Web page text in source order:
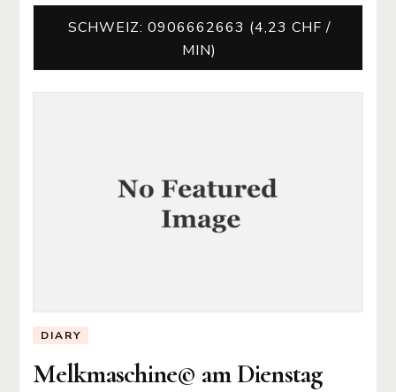
SCHWEIZ: 0906662663 (4,23 CHF /
MIN)
DIARY
Melkmaschine©️ am Dienstag